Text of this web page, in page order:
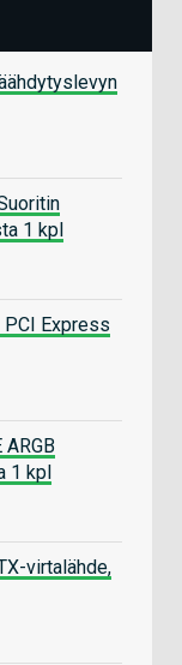
1 kpl
PCI Express
1 kpl
virtalähde,